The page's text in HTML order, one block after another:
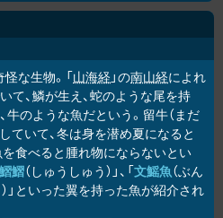
な生物。「山海経 」の南山経によれ
て、鱗が生え、蛇のような尾を持
牛のような魚だという。留牛（まだ
ていて、冬は身を潜め夏になると
食べると腫れ物にならないとい
鰼鰼（しゅうしゅう）」、「文鰩魚（ぶん
）」といった翼を持った魚が紹介され